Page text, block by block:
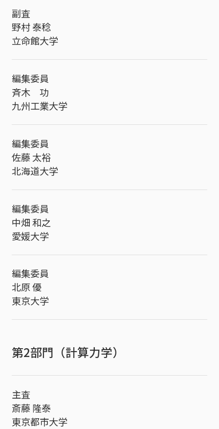
副査
野村 泰稔
立命館大学
編集委員
斉木 功
九州工業大学
編集委員
佐藤 太裕
北海道大学
編集委員
中畑 和之
愛媛大学
編集委員
北原 優
東京大学
第2部門（計算力学）
主査
斎藤 隆泰
東京都市大学